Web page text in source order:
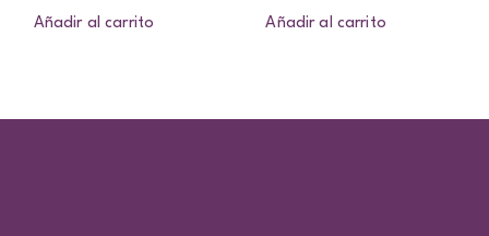
Añadir al carrito Añadir al carrito